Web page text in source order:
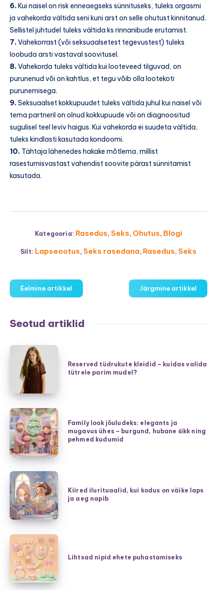
6.Kui naisel on risk enneaegseks sünnituseks, tuleks orgasmi
ja vahekorda vältida seni kuni arst on selle ohutust kinnitanud.
Sellistel juhtudel tuleks vältida ks rinnanibude erutamist.
7.Vahekorrast (või seksuaalsetest tegevustest) tuleks
loobuda arsti vastaval soovitusel.
8.Vahekorda tuleks vältida kui looteveed tilguvad, on
purunenud või on kahtlus, et tegu võib olla lootekoti
purunemisega.
9.Seksuaalset kokkupuudet tuleks vältida juhul kui naisel või
tema partneril on olnud kokkupuude või on diagnoositud
sugulisel teel leviv haigus. Kui vahekorda ei suudeta vältida,
tuleks kindlasti kasutada kondoomi.
10. Tähtaja lähenedes hakake mõtlema, millist
rasestumisvastast vahendist soovite pärast sünnitamist
kasutada.
Kategooria: Rasedus, Seks, Ohutus, Blogi
Silt: Lapseootus, Seks rasedana, Rasedus, Seks
Eelmine artikkel Järgmine artikkel
Seotud artiklid
Reserved
tüdrukute
kleidid
kuidas
valida
tütrele
parim
mudel?
Reserved tüdrukute kleidid – kuidas valida
tütrele parim mudel?
Family
look
jõuludeks:
elegants
mugavus
ühes
burgund,
hubane
šikk
ning
pehmed
kudumid
Family look jõuludeks: elegants ja
mugavus ühes – burgund, hubane šikk ning
pehmed kudumid
Kiired
ilurituaalid,
kui
kodus
on
väike
laps
ja
aeg
napib
Kiired ilurituaalid, kui kodus on väike laps
ja aeg napib
Lihtsad
nipid
ehete
puhastamiseks
Lihtsad nipid ehete puhastamiseks